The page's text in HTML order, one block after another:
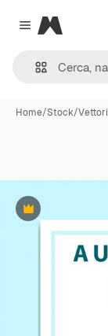
Close menu
Magnific
Home/Stock/Vettori
Premium